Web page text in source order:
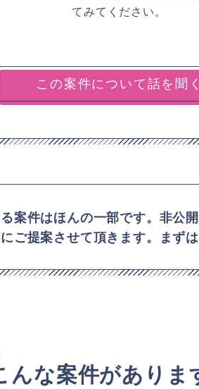
てみてください。
案件はほんの一部です。非公
ご提案させて頂きます。まず
んな案件がありま